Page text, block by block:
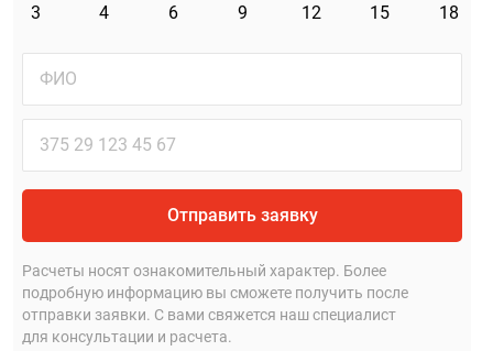
18
15
12
9
6
4
3
Отправить заявку
Расчеты носят ознакомительный характер. Более
подробную информацию вы сможете получить после
отправки заявки. С вами свяжется наш специалист
для консультации и расчета.